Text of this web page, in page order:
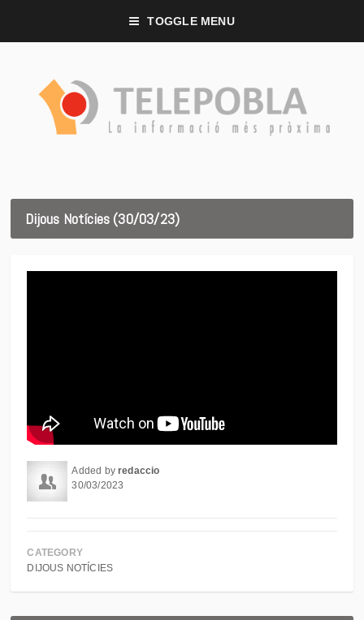
TOGGLE MENU
Dijous Notícies (30/03/23)
Added byredaccio
30/03/2023
CATEGORY
DIJOUS NOTÍCIES